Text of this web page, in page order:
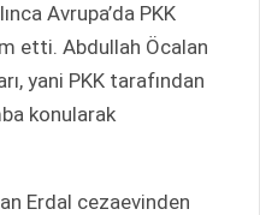
Avrupa’da PKK
etti. Abdullah Öcalan
yani PKK tarafından
konularak
Erdal cezaevinden